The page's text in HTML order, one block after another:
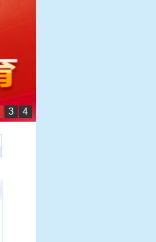
3 4